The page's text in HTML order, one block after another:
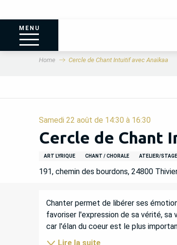
MENU
Home Cercle de Chant Intuitif avec Anaïkaa
Samedi 22 août de 14:30 à 16:30
Cercle de Chant
ART LYRIQUE CHANT / CHORALE ATELIER/STAGE
191, chemin des bourdons, 24800
DESCRIPTION
Chanter permet de libérer ses
favoriser l'expression de sa vérité, sa
car l'élan du coeur est le plus
Lire la suite